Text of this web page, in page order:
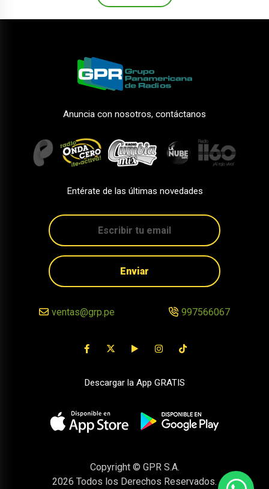
Anuncia con nosotros, contáctanos
Entérate de las últimas novedades
Enviar
ventas@grp.pe 997566067
Descargar la App GRATIS
Copyright © GPR S.A.
2026 Todos los Derechos Reservados.